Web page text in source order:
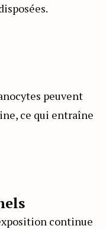
peuvent
ce qui entraîne
continue